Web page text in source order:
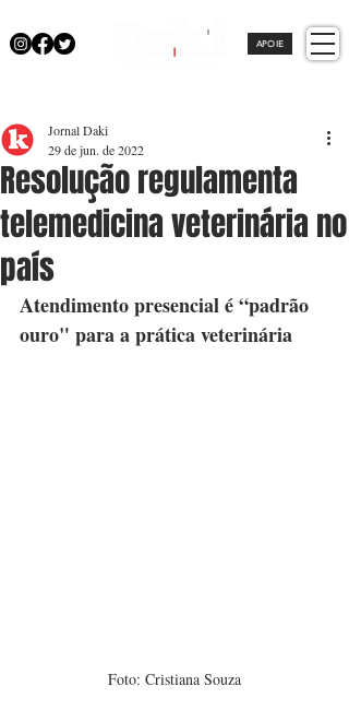
APOIE
Resolução regulamenta
telemedicina veterinária no
país
Jornal Daki
29 de jun. de 2022
Atendimento presencial é “padrão
ouro" para a prática veterinária
Foto: Cristiana Souza